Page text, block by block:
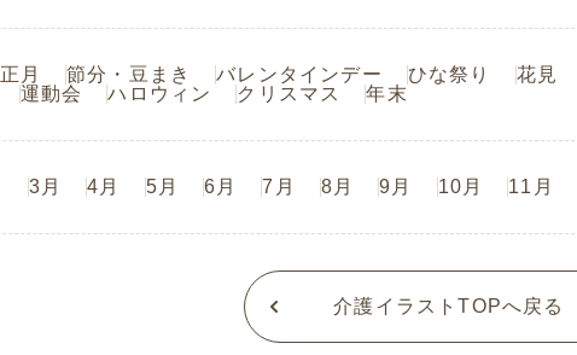
正月 節分・豆まき バレンタインデー ひな祭り 花見
運動会 ハロウィン クリスマス 年末
3月 4月 5月 6月 7月 8月 9月 10月 11月
介護イラストTOPへ戻る